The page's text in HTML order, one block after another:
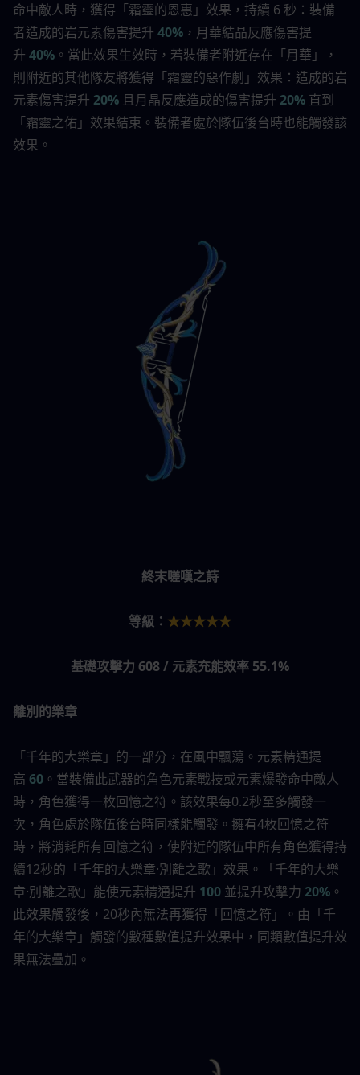
命中敵人時，獲得「霜靈的恩惠」效果，持續 6 秒：裝備
者造成的岩元素傷害提升 40% ，月華結晶反應傷害提
升 40% 。當此效果生效時，若裝備者附近存在「月華」，
則附近的其他隊友將獲得「霜靈的惡作劇」效果：造成的岩
元素傷害提升 20% 且月晶反應造成的傷害提升 20% 直到
「霜靈之佑」效果結束。裝備者處於隊伍後台時也能觸發該
效果。
終末嗟嘆之詩
等級： ★★★★★
基礎攻擊力 608 / 元素充能效率 55.1%
離別的樂章
「千年的大樂章」的一部分，在風中飄蕩。元素精通提
高 60 。當裝備此武器的角色元素戰技或元素爆發命中敵人
時，角色獲得一枚回憶之符。該效果每0.2秒至多觸發一
次，角色處於隊伍後台時同樣能觸發。擁有4枚回憶之符
時，將消耗所有回憶之符，使附近的隊伍中所有角色獲得持
續12秒的「千年的大樂章·別離之歌」效果。「千年的大樂
章·別離之歌」能使元素精通提升 100 並提升攻擊力 20% 。
此效果觸發後，20秒內無法再獲得「回憶之符」。由「千
年的大樂章」觸發的數種數值提升效果中，同類數值提升效
果無法疊加。